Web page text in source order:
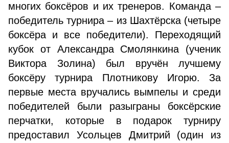
многих боксёров и их тренеров. Команда –
победитель турнира – из Шахтёрска (четыре
боксёра и все победители). Переходящий
кубок от Александра Смолянкина (ученик
Виктора Золина) был вручён лучшему
боксёру турнира Плотникову Игорю. За
первые места вручались вымпелы и среди
победителей были разыграны боксёрские
перчатки, которые в подарок турниру
предоставил Усольцев Дмитрий (один из